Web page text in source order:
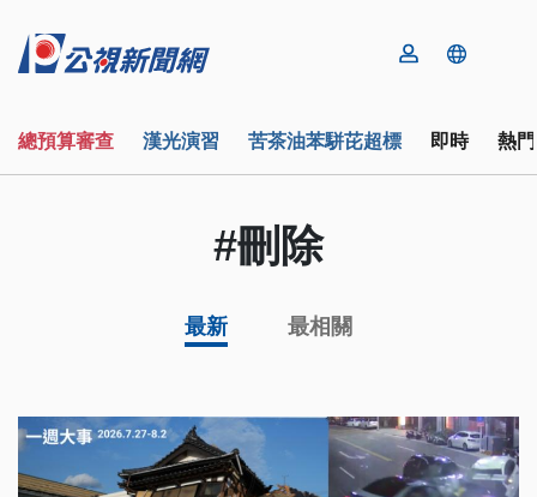
總預算審查 漢光演習 苦茶油苯駢芘超標 即時 熱
#刪除
最新 最相關